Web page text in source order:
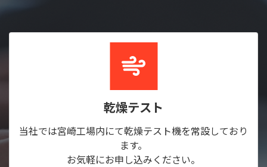
乾燥テスト
当社では宮崎工場内にて乾燥テスト機を常設しており
ます。
お気軽にお申し込みください。